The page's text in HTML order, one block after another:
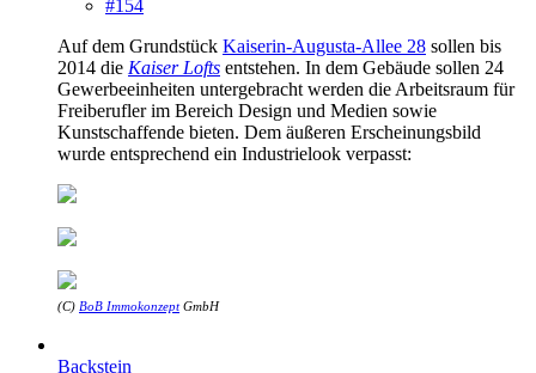
#154
Auf dem Grundstück Kaiserin-Augusta-Allee 28 sollen bis
2014 die Kaiser Lofts entstehen. In dem Gebäude sollen 24
Gewerbeeinheiten untergebracht werden die Arbeitsraum für
Freiberufler im Bereich Design und Medien sowie
Kunstschaffende bieten. Dem äußeren Erscheinungsbild
wurde entsprechend ein Industrielook verpasst:
(C) BoB ImmokonzeptGmbH
Backstein